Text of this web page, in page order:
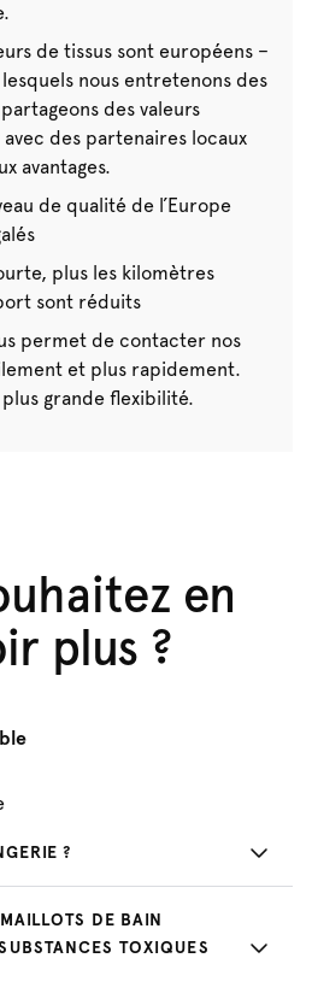
de tissus sont européens –
nous entretenons des
des valeurs
des partenaires locaux
avantages.
de qualité de l’Europe
plus les kilomètres
sont réduits
permet de contacter nos
et plus rapidement.
grande flexibilité.
en
plus ?
?
DE BAIN
TOXIQUES